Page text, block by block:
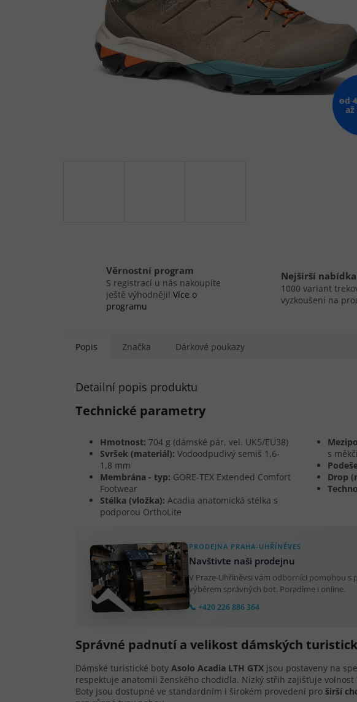
od
až
Věrnostní program
S registrací u nás nakoupíte
ještě výhodněji! Více o
programu
Nejširší
1000 variant
vyzkoušení na
Popis Značka Dárkové poukazy
Detailní popis produktu
Technické parametry
Hmotnost: 704 g (dámské pár, vel. UK5/EU38)
Svršek (materiál): Vodoodpudivý semiš 1,6-
1,8 mm
Membrána - typ: GORE-TEX Extended Comfort
Footwear
Stélka (vložka): Acadia anatomická stélka s
podporou OrthoLite
s
Drop
PRODEJNA PRAHA-UHŘÍNĚVES
Navštivte naši prodejnu
V Praze-Uhříněvsi vám odborníci pomohou s
výběrem správných bot. Poradíme i online.
📞 +420 226 886 364
Správné padnutí a velikost dámských
Dámské turistické boty Asolo Acadia LTH GTX jsou postaveny na
respektuje anatomii ženského chodidla. Nízký střih zajišťuje
Boty jsou dostupné ve standardním i širokém provedení pro širší